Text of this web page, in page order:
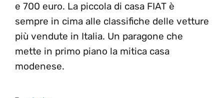
e 700 euro. La piccola di casa FIAT è
sempre in cima alle classifiche delle vetture
più vendute in Italia. Un paragone che
mette in primo piano la mitica casa
modenese.